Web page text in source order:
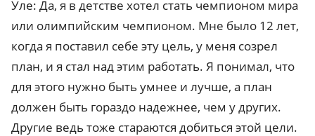
Уле: Да, я в детстве хотел стать чемпионом мира
или олимпийским чемпионом. Мне было 12 лет,
когда я поставил себе эту цель, у меня созрел
план, и я стал над этим работать. Я понимал, что
для этого нужно быть умнее и лучше, а план
должен быть гораздо надежнее, чем у других.
Другие ведь тоже стараются добиться этой цели.